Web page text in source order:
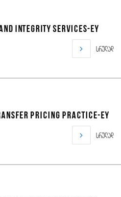
Integrity Services-EY
სრულად
Pricing Practice-EY
სრულად